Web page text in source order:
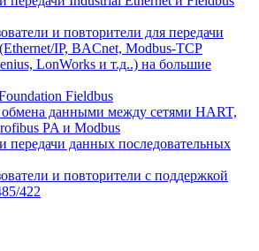
и повторители для передачи
IP, BACnet, Modbus-TCP
LonWorks и т.д..) на большие
Fieldbus
обмена данными между сетями HART,
PA и Modbus
передачи данных последовательных
и повторители с поддержкой
422